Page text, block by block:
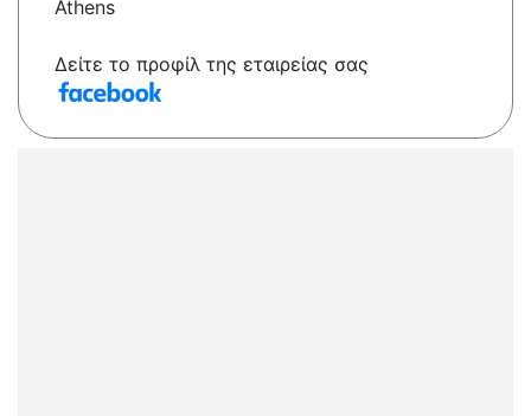
Athens
Δείτε το προφίλ της εταιρείας σας